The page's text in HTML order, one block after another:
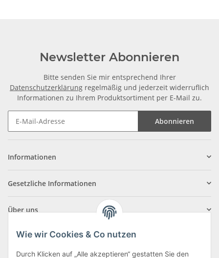
Newsletter Abonnieren
Bitte senden Sie mir entsprechend Ihrer
Datenschutzerklärung regelmäßig und jederzeit widerruflich
Informationen zu Ihrem Produktsortiment per E-Mail zu.
Abonnieren
Informationen
Gesetzliche Informationen
Über uns
Wie wir Cookies & Co nutzen
Durch Klicken auf „Alle akzeptieren“ gestatten Sie den